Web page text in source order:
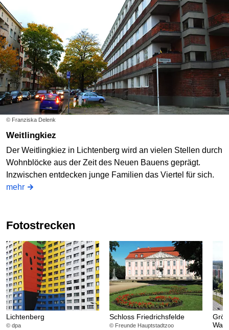
© Franziska Delenk
Weitlingkiez
Der Weitlingkiez in Lichtenberg wird an vielen Stellen durch
Wohnblöcke aus der Zeit des Neuen Bauens geprägt.
Inzwischen entdecken junge Familien das Viertel für sich.
mehr
Fotostrecken
Lichtenberg
© dpa
Schloss Friedrichsfelde
© Freunde Hauptstadtzoo